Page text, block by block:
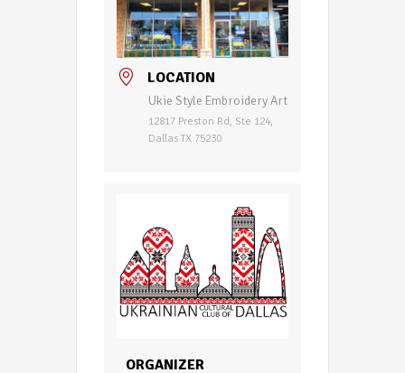
LOCATION
Ukie Style Embroidery Art
12817 Preston Rd, Ste 124,
Dallas TX 75230
ORGANIZER